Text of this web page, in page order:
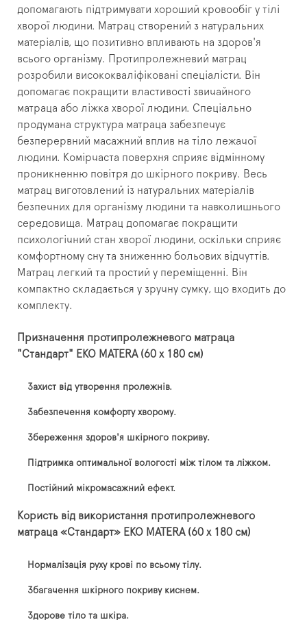
допомагають підтримувати хороший кровообіг у тілі
хворої людини. Матрац створений з натуральних
матеріалів, що позитивно впливають на здоров'я
всього організму. Протипролежневий матрац
розробили висококваліфіковані спеціалісти. Він
допомагає покращити властивості звичайного
матраца або ліжка хворої людини. Спеціально
продумана структура матраца забезпечує
безперервний масажний вплив на тіло лежачої
людини. Комірчаста поверхня сприяє відмінному
проникненню повітря до шкірного покриву. Весь
матрац виготовлений із натуральних матеріалів
безпечних для організму людини та навколишнього
середовища. Матрац допомагає покращити
психологічний стан хворої людини, оскільки сприяє
комфортному сну та зниженню больових відчуттів.
Матрац легкий та простий у переміщенні. Він
компактно складається у зручну сумку, що входить до
комплекту.
Призначення протипролежневого матраца
"Стандарт" EKO MATERA (60 х 180 см)
Захист від утворення пролежнів.
Забезпечення комфорту хворому.
Збереження здоров'я шкірного покриву.
Підтримка оптимальної вологості між тілом та ліжком.
Постійний мікромасажний ефект.
Користь від використання протипролежневого
матраца «Стандарт» EKO MATERA (60 х 180 см)
Нормалізація руху крові по всьому тілу.
Збагачення шкірного покриву киснем.
Здорове тіло та шкіра.